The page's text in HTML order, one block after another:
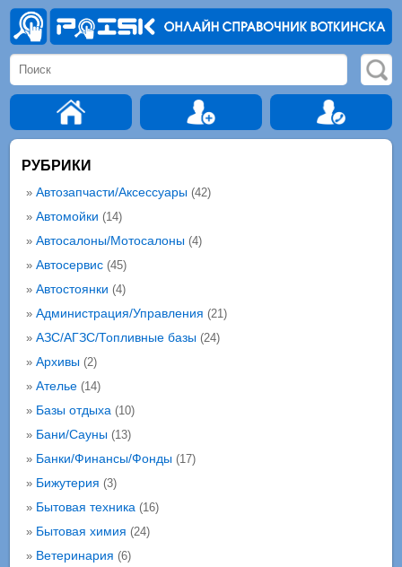
РУБРИКИ
» Автозапчасти/Аксессуары(42)
» Автомойки (14)
» Автосалоны/Мотосалоны(4)
» Автосервис(45)
» Автостоянки (4)
» Администрация/Управления (21)
» АЗС/АГЗС/Топливные базы(24)
» Архивы(2)
» Ателье(14)
» Базы отдыха(10)
» Бани/Сауны(13)
» Банки/Финансы/Фонды(17)
» Бижутерия (3)
» Бытовая техника(16)
» Бытовая химия (24)
» Ветеринария (6)